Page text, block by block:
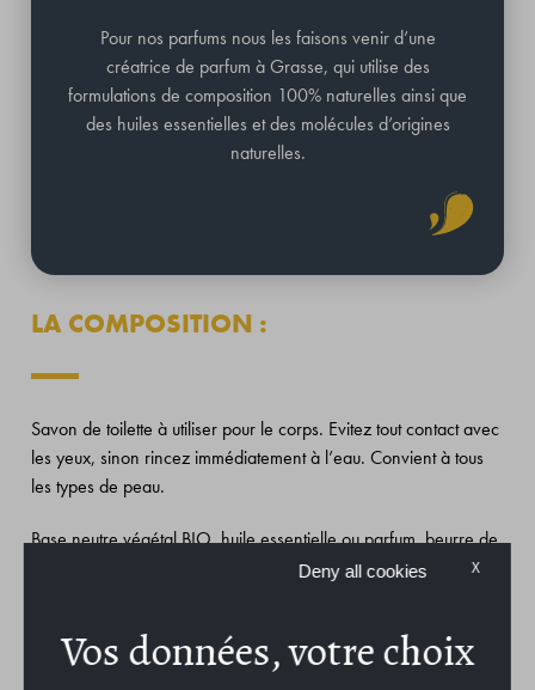
Pour nos parfums nous les faisons venir d’une
créatrice de parfum à Grasse, qui utilise des
formulations de composition 100% naturelles ainsi que
des huiles essentielles et des molécules d’origines
naturelles.
LA COMPOSITION :
Savon de toilette à utiliser pour le corps. Evitez tout contact avec
les yeux, sinon rincez immédiatement à l’eau. Convient à tous
les types de peau.
Base neutre végétal BIO, huile essentielle ou parfum, beurre de
Karité, huile de Jojoba et minéraux issus de la roche ( coloration
LES INGRÉDIENTS :
X
Deny all cookies